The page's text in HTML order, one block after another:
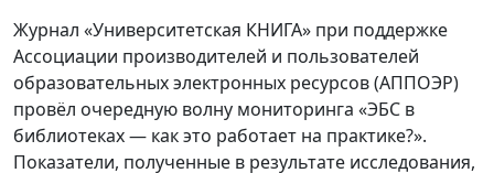
Журнал «Университетская КНИГА» при поддержке
Ассоциации производителей и пользователей
образовательных электронных ресурсов (АППОЭР)
провёл очередную волну мониторинга «ЭБС в
библиотеках — как это работает на практике?».
Показатели, полученные в результате исследования,